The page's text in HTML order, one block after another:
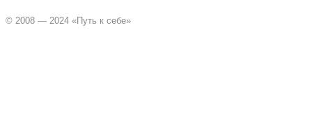
© 2008 — 2024 «Путь к себе»